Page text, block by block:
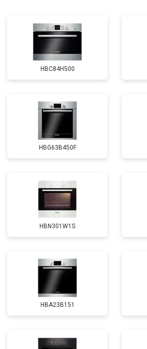
HBC84H500
HBG63B450F
HBN301W1S
HBA23B151